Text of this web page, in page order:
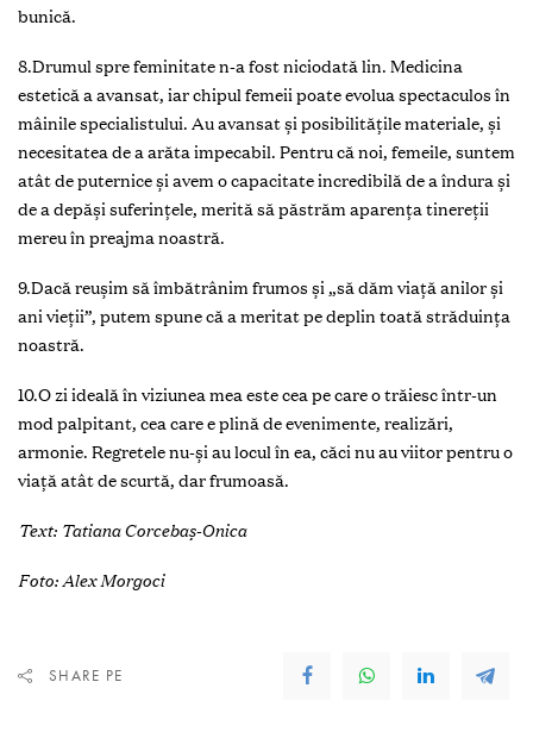
bunică.
8.Drumul spre feminitate n-a fost niciodată lin. Medicina
estetică a avansat, iar chipul femeii poate evolua spectaculos în
mâinile specialistului. Au avansat și posibilitățile materiale, și
necesitatea de a arăta impecabil. Pentru că noi, femeile, suntem
atât de puternice și avem o capacitate incredibilă de a îndura și
de a depăși suferințele, merită să păstrăm aparența tinereții
mereu în preajma noastră.
9.Dacă reuşim să îmbătrânim frumos şi „să dăm viaţă anilor şi
ani vieţii”, putem spune că a meritat pe deplin toată străduinţa
noastră.
10.O zi ideală în viziunea mea este cea pe care o trăiesc într-un
mod palpitant, cea care e plină de evenimente, realizări,
armonie. Regretele nu-și au locul în ea, căci nu au viitor pentru o
viață atât de scurtă, dar frumoasă.
Text: Tatiana Corcebaș-Onica
Foto: Alex Morgoci
SHARE PE